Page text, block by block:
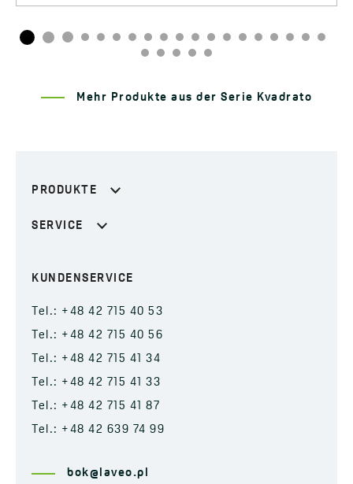
Mehr Produkte aus der Serie Kvadrato
PRODUKTE
SERVICE
KUNDENSERVICE
Tel.: +48 42 715 40 53
Tel.: +48 42 715 40 56
Tel.: +48 42 715 41 34
Tel.: +48 42 715 41 33
Tel.: +48 42 715 41 87
Tel.: +48 42 639 74 99
bok@laveo.pl